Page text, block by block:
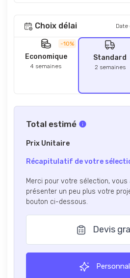
Choix délai Date
-10%
Economique
4 semaines
Standard
2 semaines
Total estimé
Prix Unitaire
Récapitulatif de votre
Merci pour votre sélection, vous
présenter un peu plus votre
bouton ci-dessous.
Devis